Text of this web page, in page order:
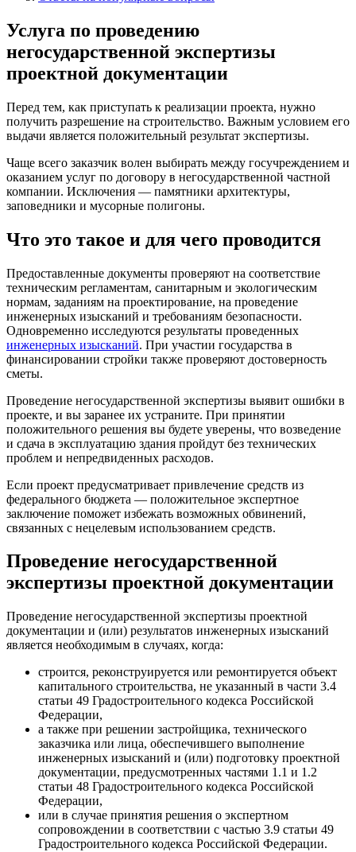
Услуга по проведению
негосударственной экспертизы
проектной документации
Перед тем, как приступать к реализации проекта, нужно
получить разрешение на строительство. Важным условием его
выдачи является положительный результат экспертизы.
Чаще всего заказчик волен выбирать между госучреждением и
оказанием услуг по договору в негосударственной частной
компании. Исключения — памятники архитектуры,
заповедники и мусорные полигоны.
Что это такое и для чего проводится
Предоставленные документы проверяют на соответствие
техническим регламентам, санитарным и экологическим
нормам, заданиям на проектирование, на проведение
инженерных изысканий и требованиям безопасности.
Одновременно исследуются результаты проведенных
инженерных изысканий. При участии государства в
финансировании стройки также проверяют достоверность
сметы.
Проведение негосударственной экспертизы выявит ошибки в
проекте, и вы заранее их устраните. При принятии
положительного решения вы будете уверены, что возведение
и сдача в эксплуатацию здания пройдут без технических
проблем и непредвиденных расходов.
Если проект предусматривает привлечение средств из
федерального бюджета — положительное экспертное
заключение поможет избежать возможных обвинений,
связанных с нецелевым использованием средств.
Проведение негосударственной
экспертизы проектной документации
Проведение негосударственной экспертизы проектной
документации и (или) результатов инженерных изысканий
является необходимым в случаях, когда:
строится, реконструируется или ремонтируется объект
капитального строительства, не указанный в части 3.4
статьи 49 Градостроительного кодекса Российской
Федерации,
а также при решении застройщика, технического
заказчика или лица, обеспечившего выполнение
инженерных изысканий и (или) подготовку проектной
документации, предусмотренных частями 1.1 и 1.2
статьи 48 Градостроительного кодекса Российской
Федерации,
или в случае принятия решения о экспертном
сопровождении в соответствии с частью 3.9 статьи 49
Градостроительного кодекса Российской Федерации.